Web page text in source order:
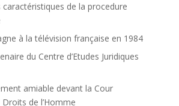
caractéristiques de la procedure
à la télévision française en 1984
du Centre d’Etudes Juridiques
amiable devant la Cour
de l’Homme